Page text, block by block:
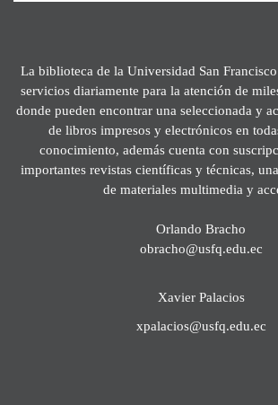
La biblioteca de la Universidad San
servicios diariamente para la atención de
donde pueden encontrar una seleccionada y
de libros impresos y electrónicos en
conocimiento, además cuenta con
importantes revistas científicas y técnicas,
de materiales multimedia y
Orlando Bracho
obracho@usfq.edu.ec
Xavier Palacios
xpalacios@usfq.edu.ec